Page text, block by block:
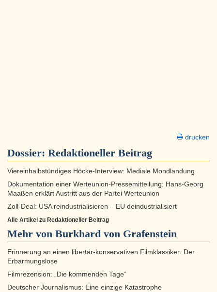
drucken
Dossier: Redaktioneller Beitrag
Viereinhalbstündiges Höcke-Interview: Mediale Mondlandung
Dokumentation einer Werteunion-Pressemitteilung: Hans-Georg
Maaßen erklärt Austritt aus der Partei Werteunion
Zoll-Deal: USA reindustrialisieren – EU deindustrialisiert
Alle Artikel zu Redaktioneller Beitrag
Mehr von Burkhard von Grafenstein
Erinnerung an einen libertär-konservativen Filmklassiker: Der
Erbarmungslose
Filmrezension: „Die kommenden Tage“
Deutscher Journalismus: Eine einzige Katastrophe